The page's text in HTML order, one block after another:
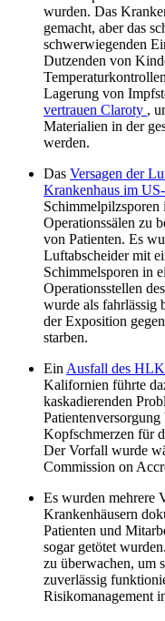
wurden. Das
gemacht, aber das
schwerwiegenden
Dutzenden von
Lagerung von
vertrauen Claroty ,
Materialien in der
werden.
Das Versagen der
Krankenhaus im US-
Schimmelpilzsporen
Operationssälen zu
von Patienten. Es
Luftabscheider mit
Schimmelsporen in
Operationsstellen
wurde als fahrlässig
der Exposition
starben.
Ein Ausfall des
Kalifornien führte
kaskadierenden
Kopfschmerzen für
Der Vorfall wurde
Commission on
Es wurden mehrere
Krankenhäusern
Patienten und
sogar getötet
zu überwachen, um
zuverlässig
Risikomanagement